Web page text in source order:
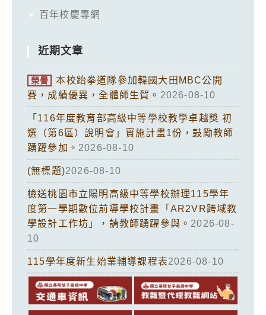
百年校慶專網
近期文章
榮譽
本校跆拳道隊參加韓國大田MBC公開
賽，成績優異，全體師生賀。 2026-08-10
「116年度教育部高級中等學校教學卓越獎 初
選（第6區）說明會」實施計畫1份，鼓勵教師
踴躍參加。 2026-08-10
(無標題)2026-08-10
檢送桃園市立陽明高級中等學校辦理115學年
度第一學期數位前導學校計畫「AR2VR跨域教
學設計工作坊」，請教師踴躍參與。 2026-08-
10
115學年度新生始業輔導課程表2026-08-10